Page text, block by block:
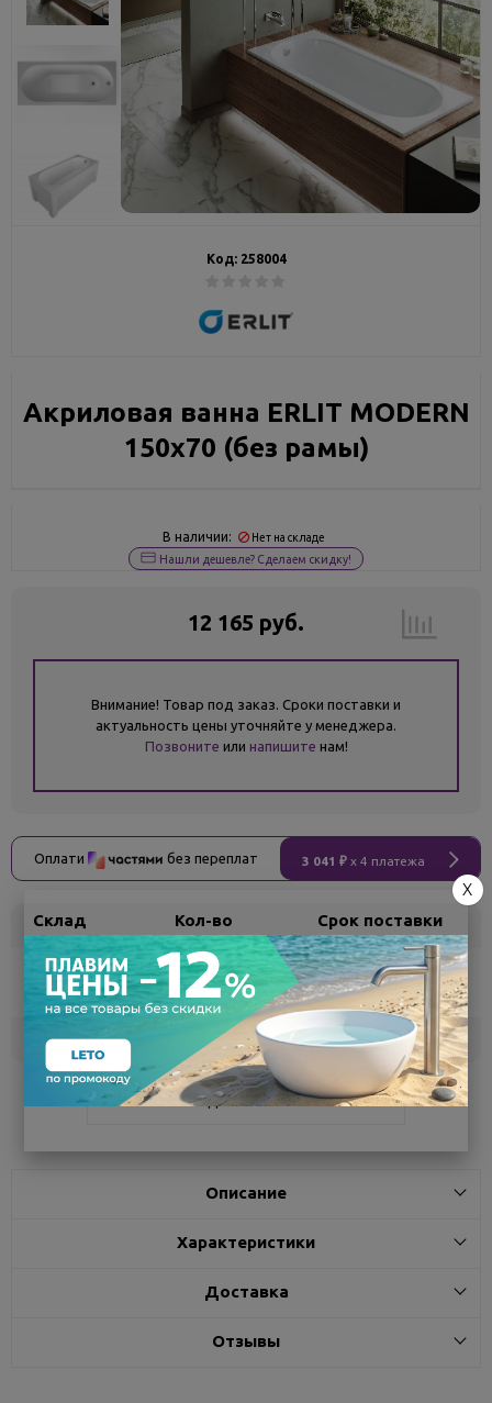
Код: 258004
Акриловая ванна ERLIT MODERN
150х70 (без рамы)
В наличии: Нет на складе
Нашли дешевле? Сделаем скидку!
12 165 руб.
Внимание! Товар под заказ. Сроки поставки и
актуальность цены уточняйте у менеджера.
Позвоните или напишите нам!
Оплати без переплат 3 041 ₽ x 4 платежа
Склад Кол-во Срок поставки
Воронеж 5
Самовывоз
сегодня
Белгород под заказ 3 - 7 дней
Поделиться
Описание
Характеристики
Доставка
Отзывы
X